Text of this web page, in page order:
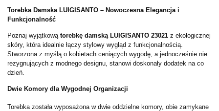
Torebka Damska LUIGISANTO – Nowoczesna Elegancja i
Funkcjonalność
Poznaj wyjątkową torebkę damską LUIGISANTO 23021 z ekologicznej
skóry, która idealnie łączy stylowy wygląd z funkcjonalnością.
Stworzona z myślą o kobietach ceniących wygodę, a jednocześnie nie
rezygnujących z modnego designu, stanowi doskonały dodatek na co
dzień.
Dwie Komory dla Wygodnej Organizacji
Torebka została wyposażona w dwie oddzielne komory, obie zamykane